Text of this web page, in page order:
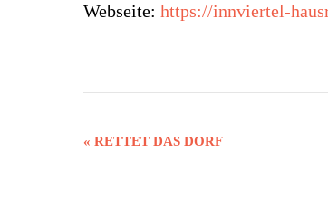
Webseite: https://innviertel-
Veranstaltung-
« RETTET DAS DORF